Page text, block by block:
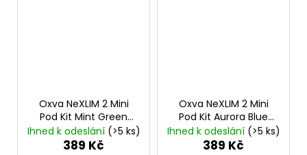
Oxva NeXLIM 2 Mini
Pod Kit Mint Green
1500mAh
Ihned k odeslání (>5 ks)
389 Kč
Oxva NeXLIM 2 Mini
Pod Kit Aurora Blue
1500mAh
Ihned k odeslání (>5 ks)
389 Kč